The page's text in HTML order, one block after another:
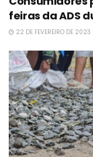
feiras da ADS
22 DE FEVEREIRO DE 2023